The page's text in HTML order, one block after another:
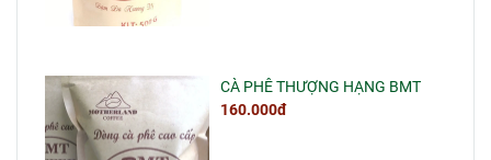
CÀ PHÊ THƯỢNG HẠNG BMT
160.000đ